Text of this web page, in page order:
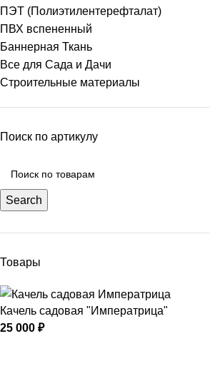
ПЭТ (Полиэтилентерефталат)
ПВХ вспененный
Баннерная Ткань
Все для Сада и Дачи
Строительные материалы
Поиск по артикулу
Search
Товары
Качель садовая "Императрица"
25 000 ₽